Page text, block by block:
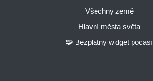
Všechny země
Hlavní města světa
🧩 Bezplatný widget počasí